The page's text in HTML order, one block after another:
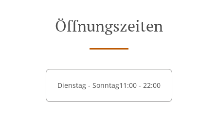
Öffnungszeiten
Dienstag - Sonntag11:00 - 22:00